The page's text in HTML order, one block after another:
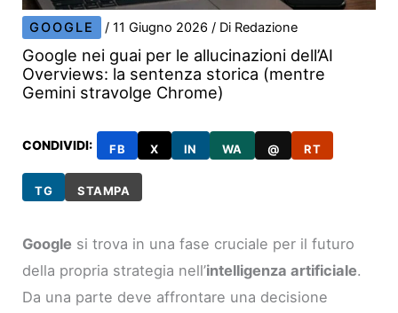
GOOGLE /11 Giugno 2026/ Di Redazione
Google nei guai per le allucinazioni dell’AI
Overviews: la sentenza storica (mentre
Gemini stravolge Chrome)
CONDIVIDI: FB X IN WA @ RT
TG STAMPA
Google si trova in una fase cruciale per il futuro
della propria strategia nell’intelligenza artificiale.
Da una parte deve affrontare una decisione